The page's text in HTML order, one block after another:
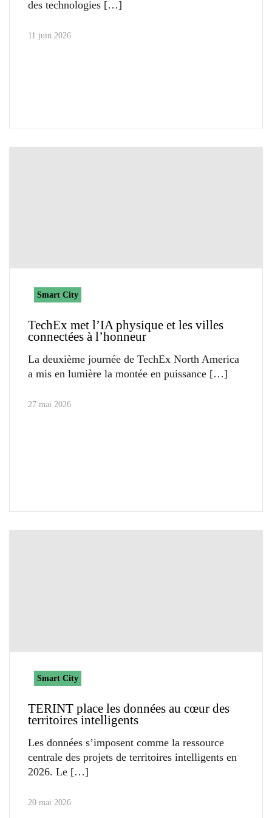
des technologies
11 juin 2026
Smart City
TechEx met l’IA physique et les villes
connectées à l’honneur
La deuxième journée de TechEx North America
a mis en lumière la montée en puissance
27 mai 2026
Smart City
TERINT place les données au cœur des
territoires intelligents
Les données s’imposent comme la ressource
centrale des projets de territoires intelligents en
2026. Le
20 mai 2026